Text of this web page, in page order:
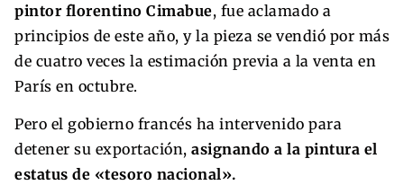
pintor florentino Cimabue, fue aclamado a
principios de este año, y la pieza se vendió por más
de cuatro veces la estimación previa a la venta en
París en octubre.
Pero el gobierno francés ha intervenido para
detener su exportación, asignando a la pintura el
estatus de «tesoro nacional».